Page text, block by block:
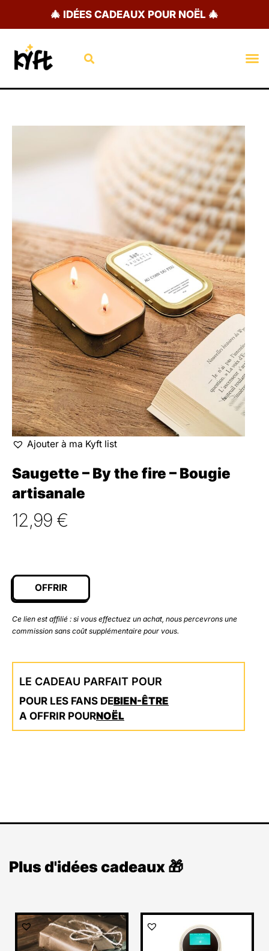
🎄 IDÉES CADEAUX POUR NOËL 🎄
Rechercher
Ajouter à ma Kyft list
Saugette – By the fire – Bougie
artisanale
12,99 €
OFFRIR
Ce lien est affilié : si vous effectuez un achat, nous percevrons une
commission sans coût supplémentaire pour vous.
LE CADEAU PARFAIT POUR
POUR LES FANS DEBIEN-ÊTRE
A OFFRIR POURNOËL
Plus d'idées cadeaux 🎁